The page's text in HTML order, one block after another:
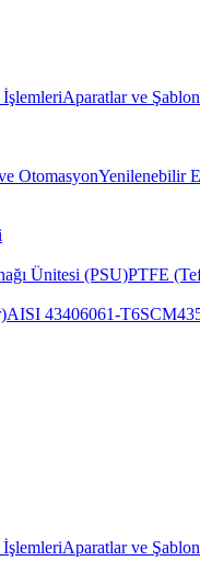
Aparatlar ve
OtomasyonYenilenebilir
Ünitesi (PSU)PTFE
AISI 43406061-T6
Aparatlar ve